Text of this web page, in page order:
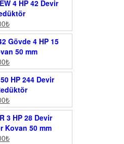
4 HP 42 Devir
₺
Gövde 4 HP 15
50 mm
₺
HP 244 Devir
₺
3 HP 28 Devir
Kovan 50 mm
₺